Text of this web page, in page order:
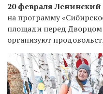
20 февраля
на программу
площади перед
организуют